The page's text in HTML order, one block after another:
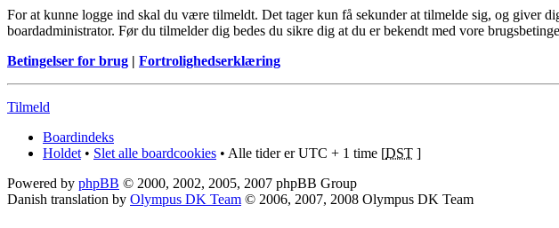
For at kunne logge ind skal du være tilmeldt. Det tager kun få sekunder at tilmelde sig, og giver
boardadministrator. Før du tilmelder dig bedes du sikre dig at du er bekendt med vore
Betingelser for brug | Fortrolighedserklæring
Tilmeld
Boardindeks
Holdet • Slet alle boardcookies • Alle tider er UTC + 1 time [DST ]
Powered by phpBB © 2000, 2002, 2005, 2007 phpBB Group
Danish translation by Olympus DK Team © 2006, 2007, 2008 Olympus DK Team